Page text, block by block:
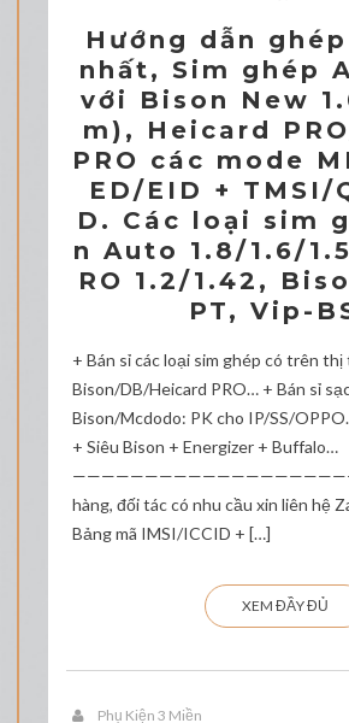
Hướng dẫn
nhất, Sim ghép
với Bison New
m), Heicard
PRO các mode
ED/EID + TMSI/
D. Các loại sim
n Auto 1.8/1.6/
RO 1.2/1.42,
PT, Vip-
+ Bán sỉ các loại sim ghép có trên
Bison/DB/Heicard PRO… + Bán sỉ
Bison/Mcdodo: PK cho IP/SS/
+ Siêu Bison + Energizer + Buffalo…
hàng, đối tác có nhu cầu xin liên hệ
Bảng mã IMSI/ICCID + […]
XEM ĐẦY ĐỦ
Phụ Kiện 3 Miền